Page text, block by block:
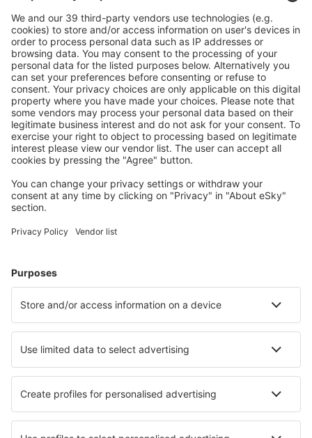
Download onze appen plan gemakkelijk uw
reizen
Vliegtickets
Verblijf
Vlucht+hotel
Hotels
Transfers
Attracties